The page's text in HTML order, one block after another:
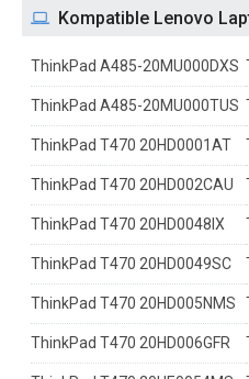
Kompatible Lenovo
ThinkPad A485-20MU000DXS
ThinkPad A485-20MU000TUS
ThinkPad T470 20HD0001AT
ThinkPad T470 20HD002CAU
ThinkPad T470 20HD0048IX
ThinkPad T470 20HD0049SC
ThinkPad T470 20HD005NMS
ThinkPad T470 20HD006GFR